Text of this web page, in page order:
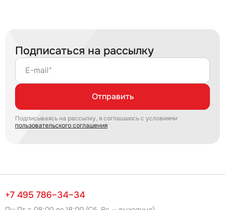
Подписаться на рассылку
E-mail*
Отправить
Подписываясь на рассылку, я соглашаюсь с условиями
пользовательского соглашения
+7 495 786–34–34